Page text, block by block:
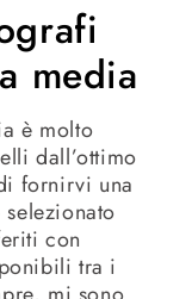
media
è molto
dall’ottimo
fornirvi una
con
tra i